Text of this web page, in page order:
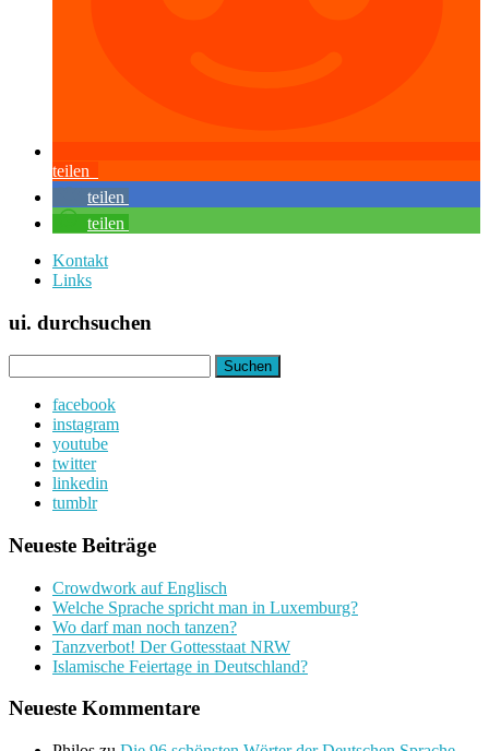
teilen
teilen
teilen
Kontakt
Links
ui. durchsuchen
nach:
facebook
instagram
youtube
twitter
linkedin
tumblr
Neueste Beiträge
Crowdwork auf Englisch
Welche Sprache spricht man in Luxemburg?
Wo darf man noch tanzen?
Tanzverbot! Der Gottesstaat NRW
Islamische Feiertage in Deutschland?
Neueste Kommentare